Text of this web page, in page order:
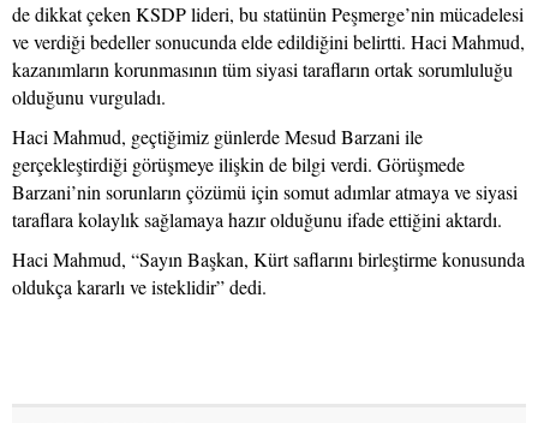
de dikkat çeken KSDP lideri, bu statünün Peşmerge’nin mücadelesi
ve verdiği bedeller sonucunda elde edildiğini belirtti. Haci Mahmud,
kazanımların korunmasının tüm siyasi tarafların ortak sorumluluğu
olduğunu vurguladı.
Haci Mahmud, geçtiğimiz günlerde Mesud Barzani ile
gerçekleştirdiği görüşmeye ilişkin de bilgi verdi. Görüşmede
Barzani’nin sorunların çözümü için somut adımlar atmaya ve siyasi
taraflara kolaylık sağlamaya hazır olduğunu ifade ettiğini aktardı.
Haci Mahmud, “Sayın Başkan, Kürt saflarını birleştirme konusunda
oldukça kararlı ve isteklidir” dedi.